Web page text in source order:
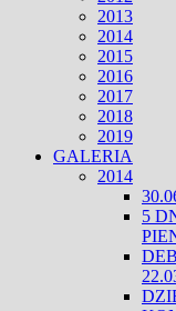
2013
2014
2015
2016
2017
2018
2019
GALERIA
2014
5